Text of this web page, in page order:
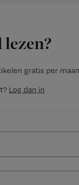
gratis per
Log dan in